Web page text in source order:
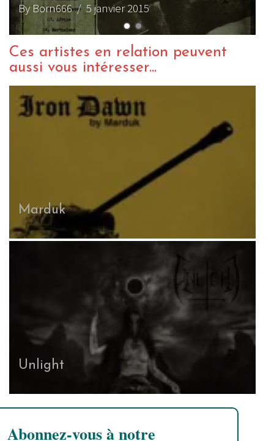
By Born666/ 24 février 2016
Ces artistes en relation peuvent
aussi vous intéresser...
Marduk
Unlight
Abonnez-vous à notre